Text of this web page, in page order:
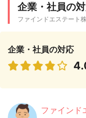
企業・社員の
ファインドエステート
企業・社員の対応
ファインド